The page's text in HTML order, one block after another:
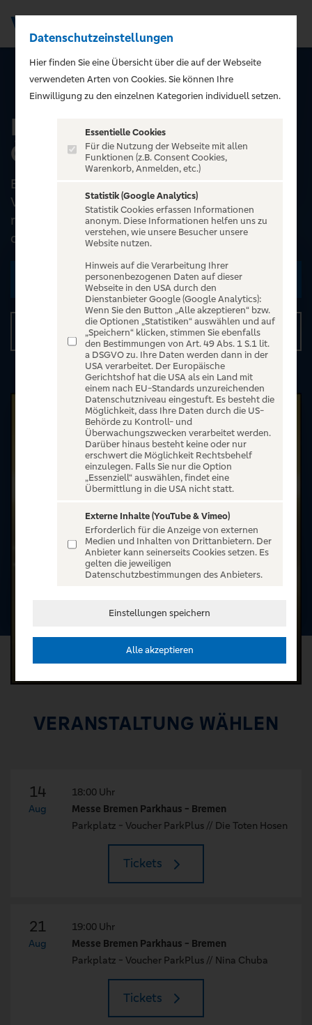
ALLE EVENTS
Parkplatz "ParkPlus" -
ÖVB Arena Bremen
Buchen Sie Ihr Premium Parkplatzticket für
Veranstaltungen in der ÖVB Arena Bremen und
reisen Sie stressfrei zu Ihrer Veranstaltung an,
ohne sich Sorg...
Zu den Terminen
Details
VERANSTALTUNG WÄHLEN
14
Aug
18:00 Uhr
Messe Bremen Parkhaus - Bremen
Parkplatz - Voucher ParkPlus // Die Toten Hosen
Tickets
21
Aug
19:00 Uhr
Messe Bremen Parkhaus - Bremen
Parkplatz - Voucher ParkPlus // Nina Chuba
Tickets
Datenschutzeinstellungen
Hier finden Sie eine Übersicht über die auf der Webseite
verwendeten Arten von Cookies. Sie können Ihre
Einwilligung zu den einzelnen Kategorien individuell setzen.
Essentielle Cookies
Für die Nutzung der Webseite mit allen
Funktionen (z.B. Consent Cookies,
Warenkorb, Anmelden, etc.)
Statistik (Google Analytics)
Statistik Cookies erfassen Informationen
anonym. Diese Informationen helfen uns zu
verstehen, wie unsere Besucher unsere
Website nutzen.
Hinweis auf die Verarbeitung Ihrer
personenbezogenen Daten auf dieser
Webseite in den USA durch den
Dienstanbieter Google (Google Analytics):
Wenn Sie den Button „Alle akzeptieren“ bzw.
die Optionen „Statistiken“ auswählen und auf
„Speichern“ klicken, stimmen Sie ebenfalls
den Bestimmungen von Art. 49 Abs. 1 S.1 lit.
a DSGVO zu. Ihre Daten werden dann in der
USA verarbeitet. Der Europäische
Gerichtshof hat die USA als ein Land mit
einem nach EU-Standards unzureichenden
Datenschutzniveau eingestuft. Es besteht die
Möglichkeit, dass Ihre Daten durch die US-
Behörde zu Kontroll- und
Überwachungszwecken verarbeitet werden.
Darüber hinaus besteht keine oder nur
erschwert die Möglichkeit Rechtsbehelf
einzulegen. Falls Sie nur die Option
„Essenziell“ auswählen, findet eine
Übermittlung in die USA nicht statt.
Externe Inhalte (YouTube & Vimeo)
Erforderlich für die Anzeige von externen
Medien und Inhalten von Drittanbietern. Der
Anbieter kann seinerseits Cookies setzen. Es
gelten die jeweiligen
Datenschutzbestimmungen des Anbieters.
Einstellungen speichern
Alle akzeptieren